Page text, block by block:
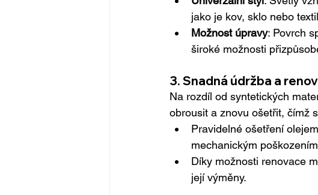
jako je kov, sklo nebo
Možnost úpravy: Povrch
široké možnosti
3. Snadná údržba a
Na rozdíl od syntetických
obrousit a znovu ošetřit, čímž
Pravidelné ošetření
mechanickým
Díky možnosti renovace
její výměny.